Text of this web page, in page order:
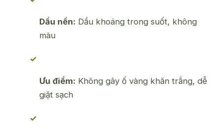
Dầu nền: Dầu khoáng trong suốt, không
màu
Ưu điểm: Không gây ố vàng khăn trắng, dễ
giặt sạch